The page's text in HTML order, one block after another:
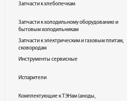
Запчасти к хлебопечкам
Запчасти к холодильному оборудованию и
бытовым холодильникам
Запчасти к электрическим и газовым плитам,
сковородам
Инструменты сервисные
Испарители
Комплектующие к ТЭНам (аноды,